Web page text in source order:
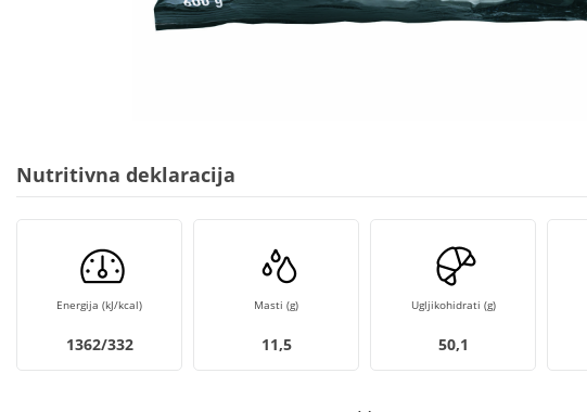
Nutritivna deklaracija
Energija (kJ/kcal)
1362/332
Masti (g)
11,5
Ugljikohidrati (g)
50,1